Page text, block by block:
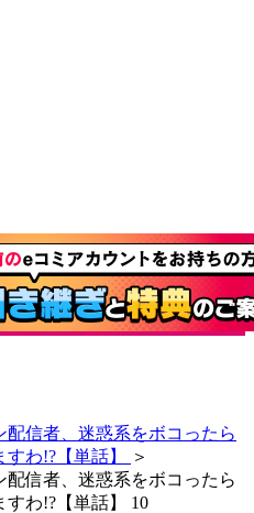
信者、迷惑系をボコったら
わ!?【単話】
＞
信者、迷惑系をボコったら
わ!?【単話】 10